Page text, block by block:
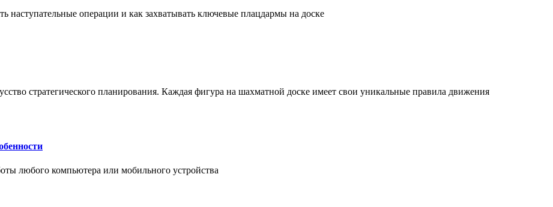
наступательные операции и как захватывать ключевые плацдармы на доске
стратегического планирования. Каждая фигура на шахматной доске имеет свои уникальные правила движения
любого компьютера или мобильного устройства